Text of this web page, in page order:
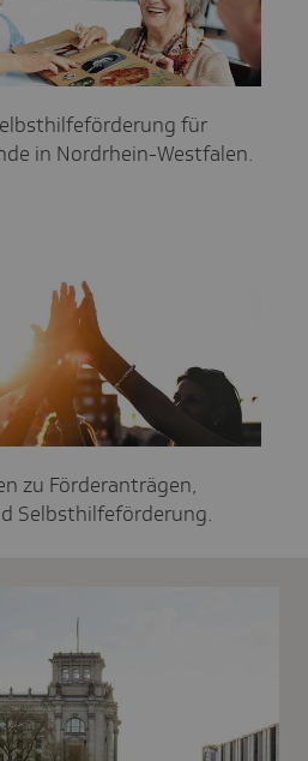
für
in Nordrhein-Westfalen.
zu Förderanträgen,
Selbsthilfeförderung.